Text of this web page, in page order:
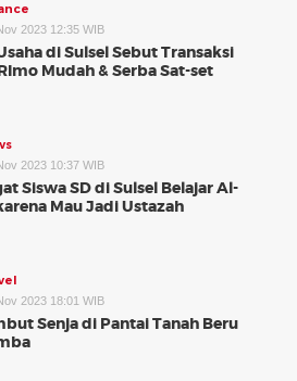
2023 12:35 WIB
di Sulsel Sebut Transaksi
Mudah & Serba Sat-set
2023 10:37 WIB
Siswa SD di Sulsel Belajar Al-
Mau Jadi Ustazah
2023 18:01 WIB
Senja di Pantai Tanah Beru